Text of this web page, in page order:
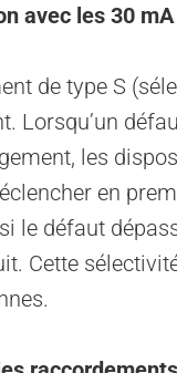
avec les 30 mA
de type S
Lorsqu’un
les
en
le défaut
Cette